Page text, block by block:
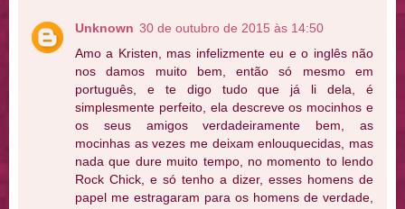
Unknown 30 de outubro de 2015 às 14:50
Amo a Kristen, mas infelizmente eu e o inglês não
nos damos muito bem, então só mesmo em
português, e te digo tudo que já li dela, é
simplesmente perfeito, ela descreve os mocinhos e
os seus amigos verdadeiramente bem, as
mocinhas as vezes me deixam enlouquecidas, mas
nada que dure muito tempo, no momento to lendo
Rock Chick, e só tenho a dizer, esses homens de
papel me estragaram para os homens de verdade,